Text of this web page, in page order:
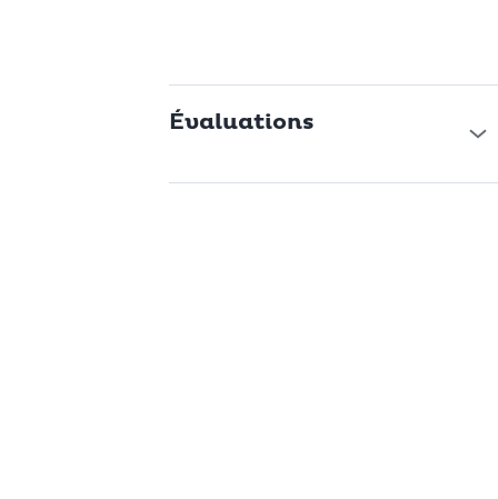
Évaluations